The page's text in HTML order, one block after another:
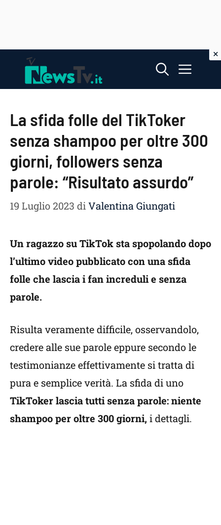
contenuto
Menu
La sfida folle del TikToker
senza shampoo per oltre 300
giorni, followers senza
parole: “Risultato assurdo”
19 Luglio 2023 diValentina Giungati
Un ragazzo su TikTok sta spopolando dopo
l’ultimo video pubblicato con una sfida
folle che lascia i fan increduli e senza
parole.
Risulta veramente difficile, osservandolo,
credere alle sue parole eppure secondo le
testimonianze effettivamente si tratta di
pura e semplice verità. La sfida di uno
TikToker lascia tutti senza parole: niente
shampoo per oltre 300 giorni, i dettagli.